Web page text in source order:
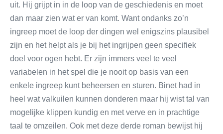
uit. Hij grijpt in in de loop van de geschiedenis en moet
dan maar zien wat er van komt. Want ondanks zo’n
ingreep moet de loop der dingen wel enigszins plausibel
zijn en het helpt als je bij het ingrijpen geen specifiek
doel voor ogen hebt. Er zijn immers veel te veel
variabelen in het spel die je nooit op basis van een
enkele ingreep kunt beheersen en sturen. Binet had in
heel wat valkuilen kunnen donderen maar hij wist tal van
mogelijke klippen kundig en met verve en in prachtige
taal te omzeilen. Ook met deze derde roman bewijst hij